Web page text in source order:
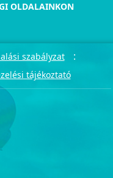
OLDALAINKON
szabályzat :
tájékoztató